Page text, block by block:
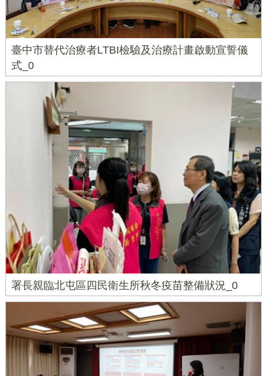
臺中市替代治療者LTBI檢驗及治療計畫啟動宣誓儀
式_0
署長親臨北屯區四民衛生所秋冬疫苗整備狀況_0